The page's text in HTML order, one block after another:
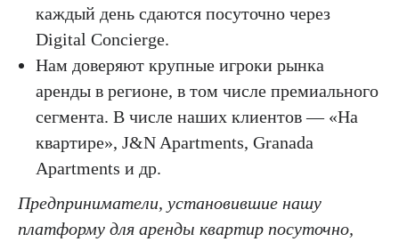
каждый день сдаются посуточно через
Digital Concierge.
Нам доверяют крупные игроки рынка
аренды в регионе, в том числе премиального
сегмента. В числе наших клиентов — «На
квартире», J&N Apartments, Granada
Apartments и др.
Предприниматели, установившие нашу
платформу для аренды квартир посуточно,